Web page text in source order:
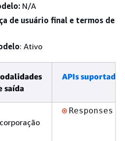
N/A
de usuário final e termos de
: Ativo
saída
APIs suportadas
Responses